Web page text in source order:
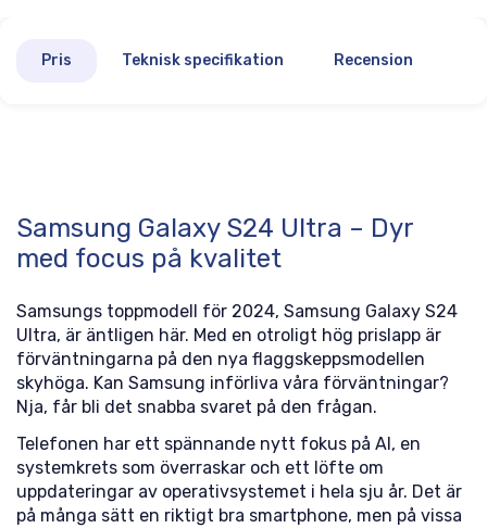
Pris Teknisk specifikation Recension
Samsung Galaxy S24 Ultra – Dyr
med focus på kvalitet
Samsungs toppmodell för 2024, Samsung Galaxy S24
Ultra, är äntligen här. Med en otroligt hög prislapp är
förväntningarna på den nya flaggskeppsmodellen
skyhöga. Kan Samsung införliva våra förväntningar?
Nja, får bli det snabba svaret på den frågan.
Telefonen har ett spännande nytt fokus på AI, en
systemkrets som överraskar och ett löfte om
uppdateringar av operativsystemet i hela sju år. Det är
på många sätt en riktigt bra smartphone, men på vissa